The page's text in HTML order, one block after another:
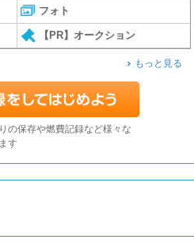
フォト
【PR】オークション
もっと見る
の保存や燃費記録など様々な
す